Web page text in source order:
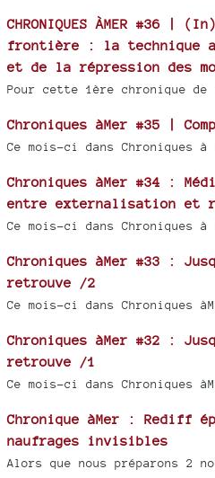
CHRONIQUES ÀMER #36 |
frontière : la technique
et de la répression des
Pour cette 1ère chronique de
Chroniques àMer #35 |
Ce mois-ci dans Chroniques à
Chroniques àMer #34 :
entre externalisation et
Ce mois-ci dans Chroniques à
Chroniques àMer #33 :
retrouve /2
Ce mois-ci dans Chroniques
Chroniques àMer #32 :
retrouve /1
Ce mois-ci dans Chroniques
Chronique àMer : Rediff
naufrages invisibles
Alors que nous préparons 2